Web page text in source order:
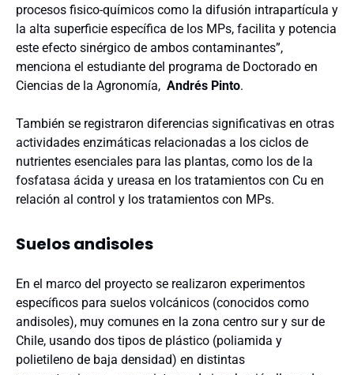
procesos fisico-químicos como la difusión intrapartícula y
la alta superficie específica de los MPs, facilita y potencia
este efecto sinérgico de ambos contaminantes”,
menciona el estudiante del programa de Doctorado en
Ciencias de la Agronomía, Andrés Pinto.
También se registraron diferencias significativas en otras
actividades enzimáticas relacionadas a los ciclos de
nutrientes esenciales para las plantas, como los de la
fosfatasa ácida y ureasa en los tratamientos con Cu en
relación al control y los tratamientos con MPs.
Suelos andisoles
En el marco del proyecto se realizaron experimentos
específicos para suelos volcánicos (conocidos como
andisoles), muy comunes en la zona centro sur y sur de
Chile, usando dos tipos de plástico (poliamida y
polietileno de baja densidad) en distintas